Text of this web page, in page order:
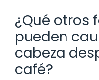
¿Qué otros
pueden
cabeza
café?